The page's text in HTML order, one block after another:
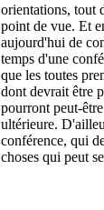
orientations, tout
point de vue. Et
aujourd'hui de
temps d'une
que les toutes
dont devrait être
pourront peut-
ultérieure.
conférence, qui
choses qui peut